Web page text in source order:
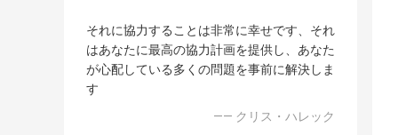
それに協力することは非常に幸せです、それ
はあなたに最高の協力計画を提供し、あなた
が心配している多くの問題を事前に解決しま
す
—— クリス・ハレック